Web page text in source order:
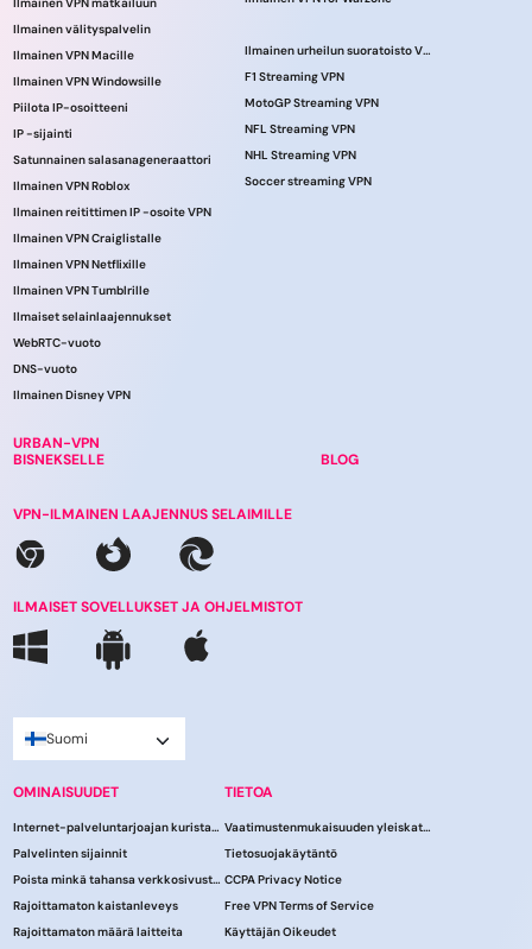
Ilmainen VPN matkailuun
Ilmainen välityspalvelin
Ilmainen VPN Macille
Ilmainen VPN Windowsille
Piilota IP-osoitteeni
IP -sijainti
Satunnainen salasanageneraattori
Ilmainen VPN Roblox
Ilmainen reitittimen IP -osoite VPN
Ilmainen VPN Craiglistalle
Ilmainen VPN Netflixille
Ilmainen VPN Tumblrille
Ilmaiset selainlaajennukset
WebRTC-vuoto
DNS-vuoto
Ilmainen Disney VPN
URBAN-VPN
BISNEKSELLE
Ilmainen urheilun suoratoisto VPN
F1 Streaming VPN
MotoGP Streaming VPN
NFL Streaming VPN
NHL Streaming VPN
Soccer streaming VPN
BLOG
VPN-ILMAINEN LAAJENNUS SELAIMILLE
ILMAISET SOVELLUKSET JA OHJELMISTOT
Suomi
OMINAISUUDET
Internet-palveluntarjoajan kuristaminen
Palvelinten sijainnit
Poista minkä tahansa verkkosivuston esto
Rajoittamaton kaistanleveys
Rajoittamaton määrä laitteita
TIETOA
Vaatimustenmukaisuuden yleiskatsaus
Tietosuojakäytäntö
CCPA Privacy Notice
Free VPN Terms of Service
Käyttäjän Oikeudet